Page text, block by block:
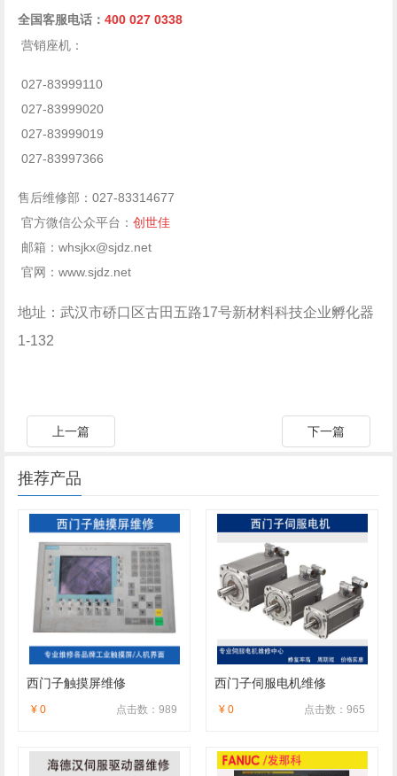
全国客服电话： 400 027 0338
营销座机：
027-83999110
027-83999020
027-83999019
027-83997366
售后维修部： 027-83314677
官方微信公众平台： 创世佳
邮箱： whsjkx@sjdz.net
官网： www.sjdz.net
地址：武汉市硚口区古田五路17号新材料科技企业孵化器
1-132
上一篇 下一篇
推荐产品
西门子触摸屏维修
点击数：989
¥ 0
西门子伺服电机维修
点击数：965
¥ 0